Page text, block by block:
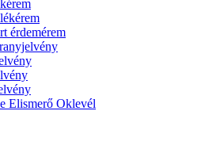
érdemérem
Elismerő Oklevél